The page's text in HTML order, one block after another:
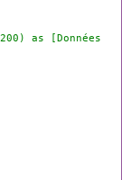
as [Données